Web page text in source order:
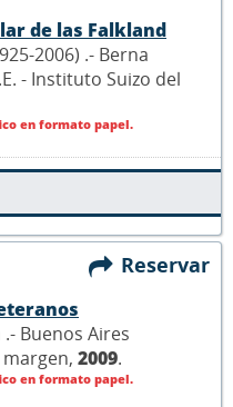
de las Falkland
2006) .- Berna
- Instituto Suizo del
en formato papel.
Reservar
Buenos Aires
2009.
en formato papel.